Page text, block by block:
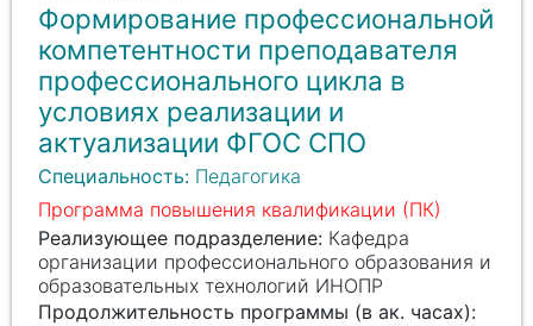
Формирование профессиональной
компетентности преподавателя
профессионального цикла в
условиях реализации и
актуализации ФГОС СПО
Специальность: Педагогика
Программа повышения квалификации (ПК)
Реализующее подразделение: Кафедра
организации профессионального образования и
образовательных технологий ИНОПР
Продолжительность программы (в ак. часах):